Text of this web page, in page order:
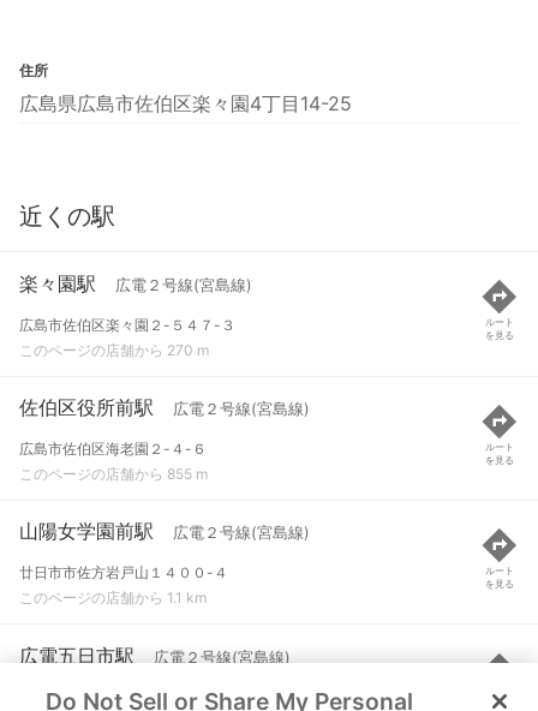
住所
広島県広島市佐伯区楽々園4丁目14-25
近くの駅
楽々園駅 広電２号線(宮島線)
広島市佐伯区楽々園２-５４７-３
このページの店舗から 270 m
ルート
を見る
佐伯区役所前駅 広電２号線(宮島線)
広島市佐伯区海老園２-４-６
このページの店舗から 855 m
ルート
を見る
山陽女学園前駅 広電２号線(宮島線)
廿日市市佐方岩戸山１４００-４
このページの店舗から 1.1 km
ルート
を見る
広電五日市駅 広電２号線(宮島線)
広島市佐伯区旭園２-７２０-９
ルート
を見る
Do Not Sell or Share My Personal